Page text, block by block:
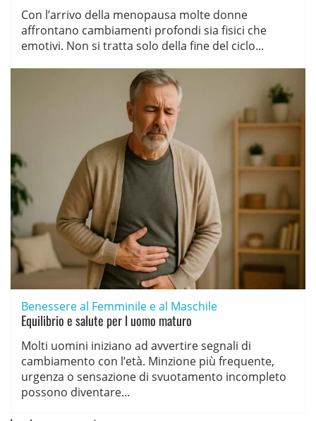
Con l’arrivo della menopausa molte donne
affrontano cambiamenti profondi sia fisici che
emotivi. Non si tratta solo della fine del ciclo...
Benessere al Femminile e al Maschile
Equilibrio e salute per l uomo maturo
Molti uomini iniziano ad avvertire segnali di
cambiamento con l’età. Minzione più frequente,
urgenza o sensazione di svuotamento incompleto
possono diventare...